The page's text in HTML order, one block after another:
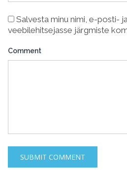
Salvesta minu nimi, e-posti-
veebilehitsejasse järgmiste
Comment